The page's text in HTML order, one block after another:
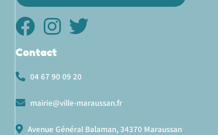
Contact
04 67 90 09 20
mairie@ville-maraussan.fr
Avenue Général Balaman, 34370 Maraussan